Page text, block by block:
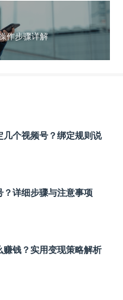
作步骤详解
几个视频号？绑定规则说
？详细步骤与注意事项
赚钱？实用变现策略解析